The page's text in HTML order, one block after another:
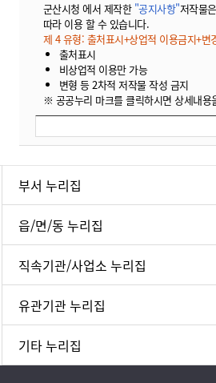
군산시청 에서 제작한 "공지사항"저작물은
따라 이용 할 수 있습니다.
제 4 유형: 출처표시+상업적 이용금지+변
출처표시
비상업적 이용만 가능
변형 등 2차적 저작물 작성 금지
※ 공공누리 마크를 클릭하시면 상세내용
부서 누리집
읍/면/동 누리집
직속기관/사업소 누리집
유관기관 누리집
기타 누리집